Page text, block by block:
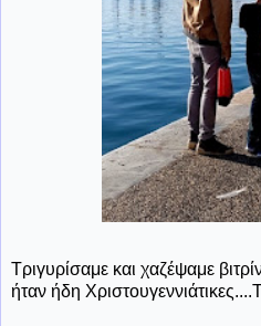
Τριγυρίσαμε και χαζέψαμε
ήταν ήδη